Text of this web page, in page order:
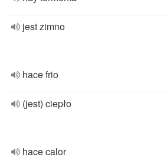
jest zimno
hace frio
(jest) ciepło
hace calor